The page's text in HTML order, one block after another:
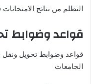
التظلم من نتائج
قواعد وضوابط
قواعد وضوابط تحويل ونقل
الجامعات